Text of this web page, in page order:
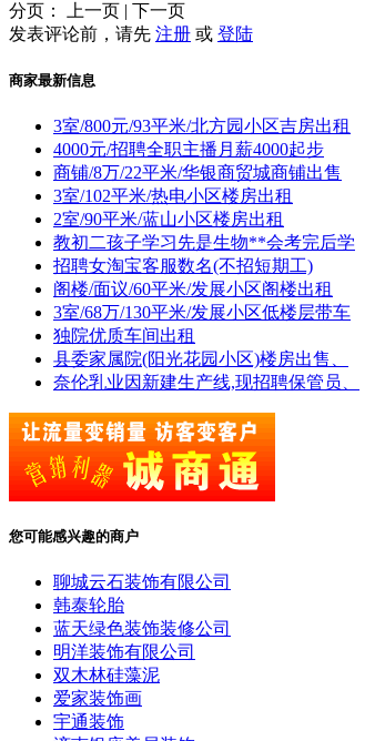
分页： 上一页 | 下一页
发表评论前，请先 注册 或 登陆
商家最新信息
3室/800元/93平米/北方园小区吉房出租
4000元/招聘全职主播月薪4000起步
商铺/8万/22平米/华银商贸城商铺出售
3室/102平米/热电小区楼房出租
2室/90平米/蓝山小区楼房出租
教初二孩子学习先是生物**会考完后学
招聘女淘宝客服数名(不招短期工)
阁楼/面议/60平米/发展小区阁楼出租
3室/68万/130平米/发展小区低楼层带车
独院优质车间出租
县委家属院(阳光花园小区)楼房出售、
奈伦乳业因新建生产线,现招聘保管员、
您可能感兴趣的商户
聊城云石装饰有限公司
韩泰轮胎
蓝天绿色装饰装修公司
明洋装饰有限公司
双木林硅藻泥
爱家装饰画
宇通装饰